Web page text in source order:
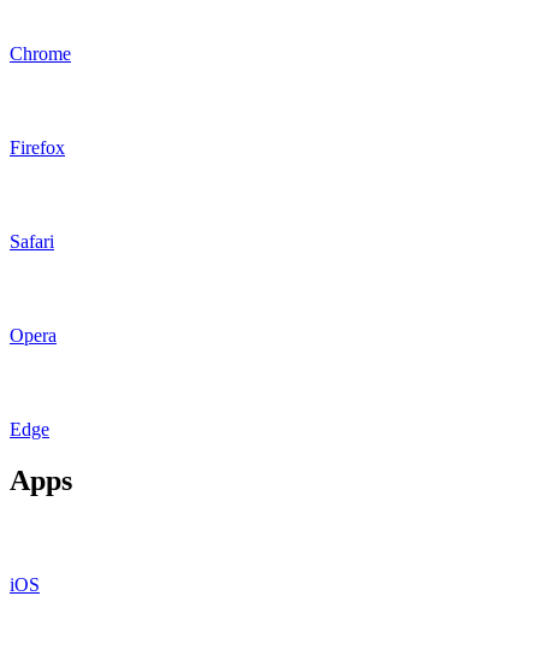
Chrome
Firefox
Safari
Opera
Edge
Apps
iOS